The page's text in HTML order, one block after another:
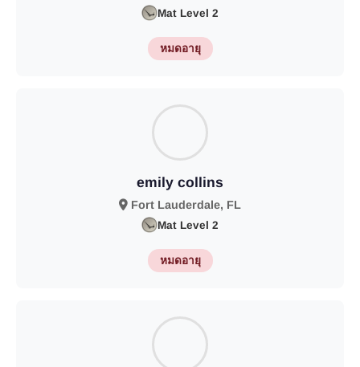
Mat Level 2
หมดอายุ
emily collins
Fort Lauderdale, FL
Mat Level 2
หมดอายุ